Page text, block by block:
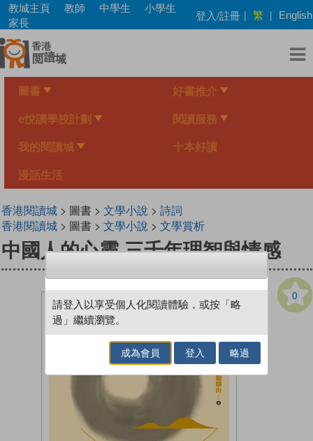
Skip
main
content
教城主頁 教師 中學生
小學生
家長
登入/註冊 | 繁 | English
圖書 好書推介
e悅讀學校計劃 閱讀服務
我的閱讀城 十本好讀
漫話生活
香港閱讀城> 圖書 > 文學小說 > 詩詞
香港閱讀城> 圖書 > 文學小說 > 文學賞析
中國人的心靈 三千年理智與情感
0
請登入以享受個人化閱讀體驗，或按「略
過」繼續瀏覽。
成為會員 登入 略過